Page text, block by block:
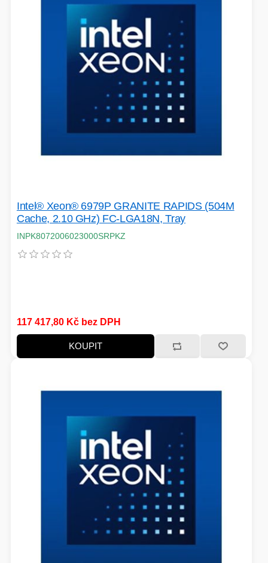
Intel® Xeon® 6979P GRANITE RAPIDS (504M
Cache, 2.10 GHz) FC-LGA18N, Tray
INPK8072006023000SRPKZ
117 417,80 Kč bez DPH
KOUPIT